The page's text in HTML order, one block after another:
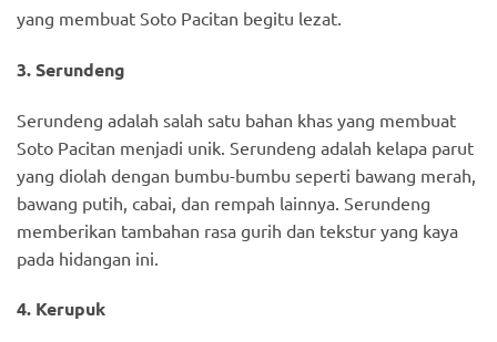
yang membuat Soto Pacitan begitu lezat.
3. Serundeng
Serundeng adalah salah satu bahan khas yang membuat
Soto Pacitan menjadi unik. Serundeng adalah kelapa parut
yang diolah dengan bumbu-bumbu seperti bawang merah,
bawang putih, cabai, dan rempah lainnya. Serundeng
memberikan tambahan rasa gurih dan tekstur yang kaya
pada hidangan ini.
4. Kerupuk